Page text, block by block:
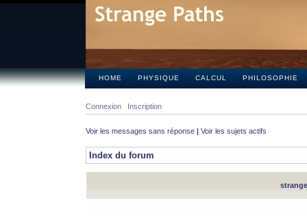
HOME PHYSIQUE CALCUL PHILOSOPHIE
Connexion Inscription
Voir les messages sans réponse | Voir les sujets actifs
Index du forum